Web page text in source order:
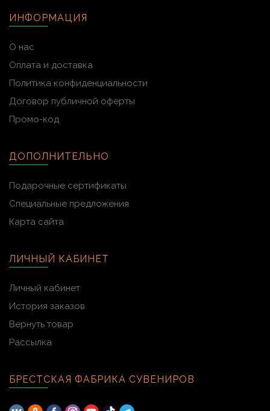
ИНФОРМАЦИЯ
О нас
Оплата и доставка
Политика конфиденциальности
Договор публичной оферты
Промо-код
ДОПОЛНИТЕЛЬНО
Подарочные сертификаты
Специальные предложения
Карта сайта
ЛИЧНЫЙ КАБИНЕТ
Личный кабинет
История заказов
Вернуть товар
Рассылка
БРЕСТСКАЯ ФАБРИКА СУВЕНИРОВ